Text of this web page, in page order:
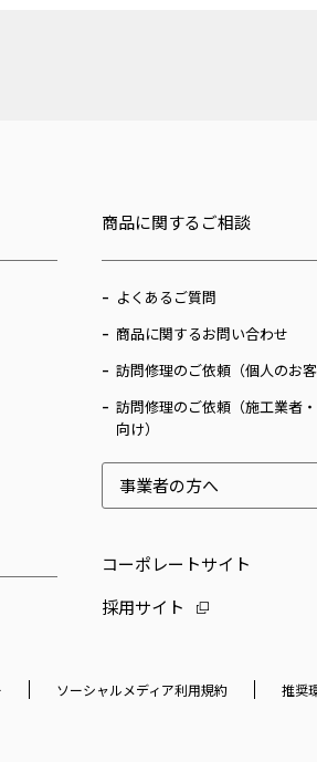
商品に関するご相談
よくあるご質問
商品に関するお問い合わせ
訪問修理のご依頼（個人のお客
訪問修理のご依頼（施工業者
向け）
事業者の方へ
コーポレートサイト
採用サイト
ソーシャルメディア利用規約 推奨